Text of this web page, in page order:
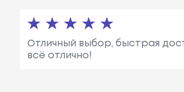
Отличный выбор, быстрая
всё отлично!